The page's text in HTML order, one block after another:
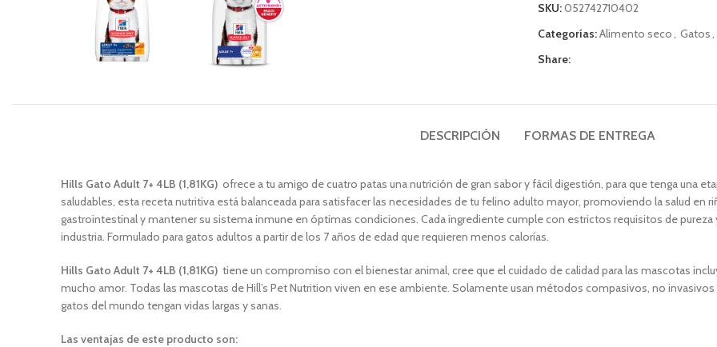
SKU:052742710402
Categorías:Alimento seco, Gatos,
Share:
DESCRIPCIÓN FORMAS DE ENTREGA
Hills Gato Adult 7+ 4LB (1,81KG) ofrece a tu amigo de cuatro patas una nutrición de gran sabor y fácil digestión, para que tenga una
saludables, esta receta nutritiva está balanceada para satisfacer las necesidades de tu felino adulto mayor, promoviendo la salud en
gastrointestinal y mantener su sistema inmune en óptimas condiciones. Cada ingrediente cumple con estrictos requisitos de
industria. Formulado para gatos adultos a partir de los 7 años de edad que requieren menos calorías.
Hills Gato Adult 7+ 4LB (1,81KG) tiene un compromiso con el bienestar animal, cree que el cuidado de calidad para las mascotas
mucho amor. Todas las mascotas de Hill’s Pet Nutrition viven en ese ambiente. Solamente usan métodos compasivos, no
gatos del mundo tengan vidas largas y sanas.
Las ventajas de este producto son: